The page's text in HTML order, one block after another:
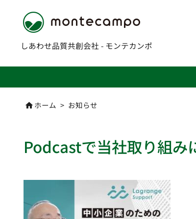
しあわせ品質共創会社 - モンテカンポ
 ホーム > お知らせ
Podcastで当社取り組み